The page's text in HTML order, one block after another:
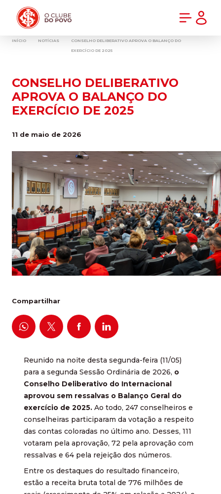
INÍCIO NOTÍCIAS
CONSELHO DELIBERATIVO APROVA O BALANÇO DO
EXERCÍCIO DE 2025
CONSELHO DELIBERATIVO
APROVA O BALANÇO DO
EXERCÍCIO DE 2025
11 de maio de 2026
Compartilhar
Reunido na noite desta segunda-feira (11/05)
para a segunda Sessão Ordinária de 2026, o
Conselho Deliberativo do Internacional
aprovou sem ressalvas o Balanço Geral do
exercício de 2025. Ao todo, 247 conselheiros e
conselheiras participaram da votação a respeito
das contas coloradas no último ano. Desses, 111
votaram pela aprovação, 72 pela aprovação com
ressalvas e 64 pela rejeição dos números.
Entre os destaques do resultado financeiro,
estão a receita bruta total de 776 milhões de